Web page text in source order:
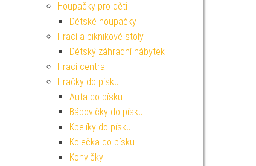
Houpačky pro děti
Dětské houpačky
Hrací a piknikové stoly
Dětský záhradní nábytek
Hrací centra
Hračky do písku
Auta do písku
Bábovičky do písku
Kbelíky do písku
Kolečka do písku
Konvičky